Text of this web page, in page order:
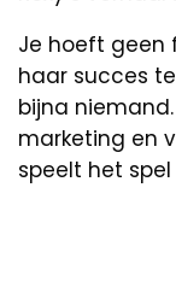
Je hoeft geen
haar succes
bijna
marketing en
speelt het